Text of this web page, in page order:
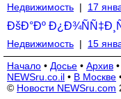
Недвижимость | 17
ÐšÐ°Ðº
Недвижимость |
15
Начало • Досье • Архив •
NEWSru.co.il • В Москве
© Новости NEWSru.com